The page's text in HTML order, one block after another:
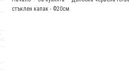
стъклен капак - Ф20см.